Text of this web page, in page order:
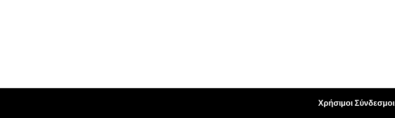
Χρήσιμοι Σύνδεσμοι